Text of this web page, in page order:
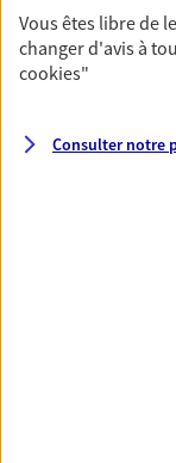
contrat
d'accident ou
garanties
Découvrir
Vous êtes libre de
changer d'avis à
cookies"
Consulter notre